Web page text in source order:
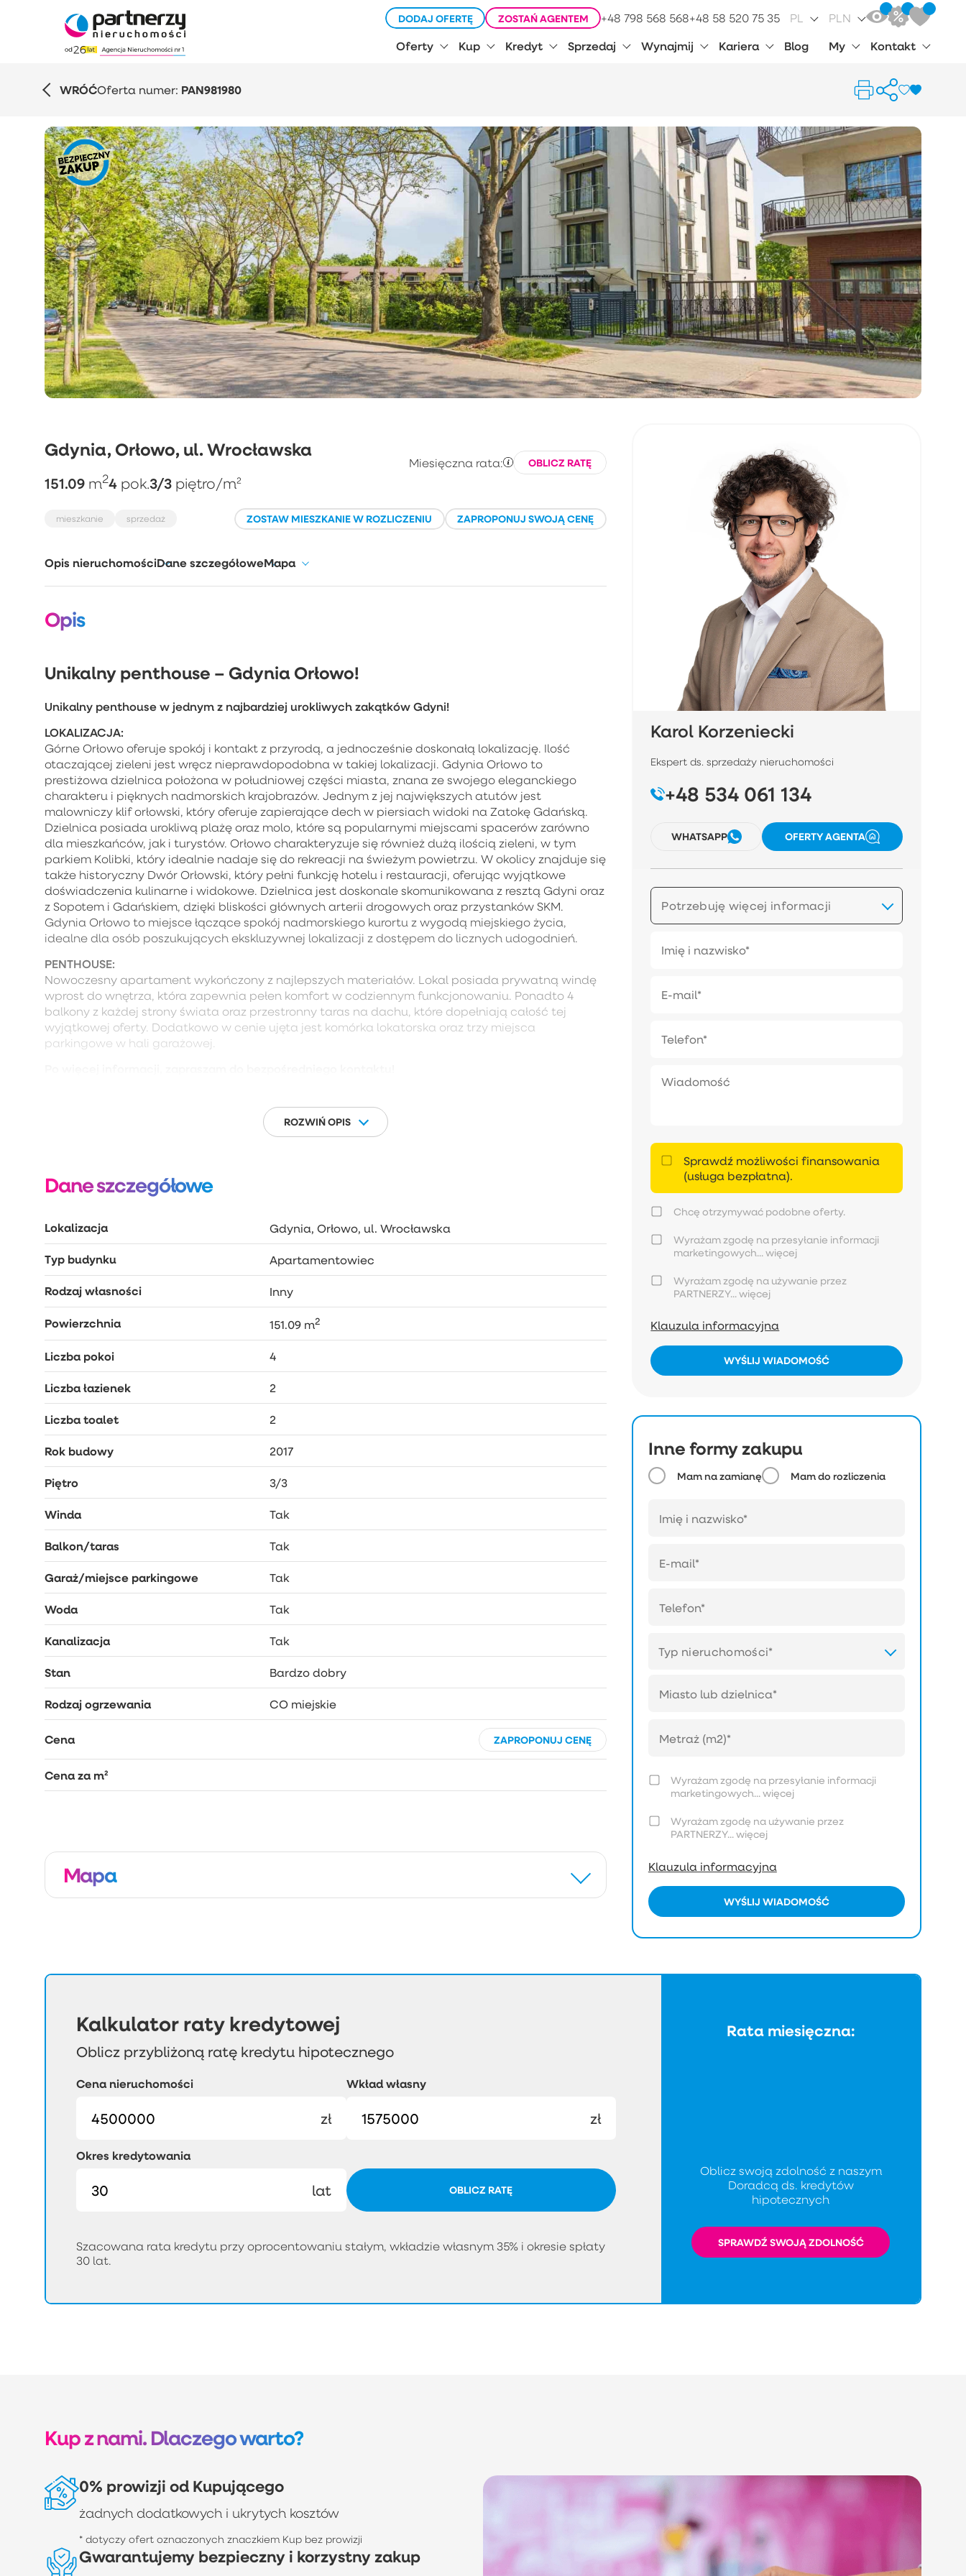
DODAJ OFERTĘ ZOSTAŃ AGENTEM +48 798 568 568+48 58 520 75 35 PL PLN
Oferty Kup Kredyt Sprzedaj Wynajmij Kariera Blog My Kontakt
WRÓĆOferta numer: PAN981980
Gdynia, Orłowo, ul. Wrocławska
151.09 m24 pok.3/3 piętro/m²
Miesięczna rata: OBLICZ RATĘ
mieszkanie sprzedaż ZOSTAW MIESZKANIE W ROZLICZENIU ZAPROPONUJ SWOJĄ CENĘ
Opis nieruchomościDane szczegółoweMapa
Opis
Unikalny penthouse – Gdynia Orłowo!
Unikalny penthouse w jednym z najbardziej urokliwych zakątków Gdyni!
LOKALIZACJA:
Górne Orłowo oferuje spokój i kontakt z przyrodą, a jednocześnie doskonałą lokalizację. Ilość
otaczającej zieleni jest wręcz nieprawdopodobna w takiej lokalizacji. Gdynia Orłowo to
prestiżowa dzielnica położona w południowej części miasta, znana ze swojego eleganckiego
charakteru i pięknych nadmorskich krajobrazów. Jednym z jej największych atutów jest
malowniczy klif orłowski, który oferuje zapierające dech w piersiach widoki na Zatokę Gdańską.
Dzielnica posiada urokliwą plażę oraz molo, które są popularnymi miejscami spacerów zarówno
dla mieszkańców, jak i turystów. Orłowo charakteryzuje się również dużą ilością zieleni, w tym
parkiem Kolibki, który idealnie nadaje się do rekreacji na świeżym powietrzu. W okolicy znajduje się
także historyczny Dwór Orłowski, który pełni funkcję hotelu i restauracji, oferując wyjątkowe
doświadczenia kulinarne i widokowe. Dzielnica jest doskonale skomunikowana z resztą Gdyni oraz
z Sopotem i Gdańskiem, dzięki bliskości głównych arterii drogowych oraz przystanków SKM.
Gdynia Orłowo to miejsce łączące spokój nadmorskiego kurortu z wygodą miejskiego życia,
idealne dla osób poszukujących ekskluzywnej lokalizacji z dostępem do licznych udogodnień.
PENTHOUSE:
Nowoczesny apartament wykończony z najlepszych materiałów. Lokal posiada prywatną windę
wprost do wnętrza, która zapewnia pełen komfort w codziennym funkcjonowaniu. Ponadto 4
balkony z każdej strony świata oraz przestronny taras na dachu, które dopełniają całość tej
wyjątkowej oferty. Dodatkowo w cenie ujęta jest komórka lokatorska oraz trzy miejsca
parkingowe w hali garażowej.
ROZWIŃ OPIS
Dane szczegółowe
Lokalizacja Gdynia, Orłowo, ul. Wrocławska
Typ budynku Apartamentowiec
Rodzaj własności Inny
Powierzchnia 151.09 m2
Liczba pokoi 4
Liczba łazienek 2
Liczba toalet 2
Rok budowy 2017
Piętro 3/3
Winda Tak
Balkon/taras Tak
Garaż/miejsce parkingowe Tak
Woda Tak
Kanalizacja Tak
Stan Bardzo dobry
Rodzaj ogrzewania CO miejskie
Cena ZAPROPONUJ CENĘ
Cena za m²
Mapa
Karol Korzeniecki
Ekspert ds. sprzedaży nieruchomości
+48 534 061 134
WHATSAPP OFERTY AGENTA
Potrzebuję więcej informacji
Sprawdź możliwości finansowania
(usługa bezpłatna).
Chcę otrzymywać podobne oferty.
Wyrażam zgodę na przesyłanie informacji
marketingowych... więcej
Wyrażam zgodę na używanie przez
PARTNERZY... więcej
Klauzula informacyjna
WYŚLIJ WIADOMOŚĆ
Inne formy zakupu
Mam na zamianę Mam do rozliczenia
Typ nieruchomości*
Wyrażam zgodę na przesyłanie informacji
marketingowych...więcej
Wyrażam zgodę na używanie przez
PARTNERZY...więcej
Klauzula informacyjna
WYŚLIJ WIADOMOŚĆ
Kalkulator raty kredytowej
Oblicz przybliżoną ratę kredytu hipotecznego
Cena nieruchomości
zł
Wkład własny
zł
Okres kredytowania
lat OBLICZ RATĘ
Szacowana rata kredytu przy oprocentowaniu stałym, wkładzie własnym 35% i okresie spłaty
30 lat.
Rata miesięczna:
Oblicz swoją zdolność z naszym
Doradcą ds. kredytów
hipotecznych
SPRAWDŹ SWOJĄ ZDOLNOŚĆ
Kup z nami. Dlaczego warto?
0% prowizji od Kupującego
żadnych dodatkowych i ukrytych kosztów
* dotyczy ofert oznaczonych znaczkiem Kup bez prowizji
Gwarantujemy bezpieczny i korzystny zakup